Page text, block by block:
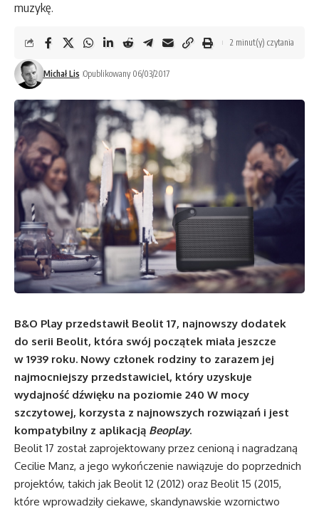
muzykę.
Michał Lis Opublikowany 06/03/2017
2 minut(y) czytania
B&O Play przedstawił Beolit 17, najnowszy dodatek
do serii Beolit, która swój początek miała jeszcze
w 1939 roku. Nowy członek rodziny to zarazem jej
najmocniejszy przedstawiciel, który uzyskuje
wydajność dźwięku na poziomie 240 W mocy
szczytowej, korzysta z najnowszych rozwiązań i jest
kompatybilny z aplikacją Beoplay.
Beolit 17 został zaprojektowany przez cenioną i nagradzaną
Cecilie Manz, a jego wykończenie nawiązuje do poprzednich
projektów, takich jak Beolit 12 (2012) oraz Beolit 15 (2015,
które wprowadziły ciekawe, skandynawskie wzornictwo